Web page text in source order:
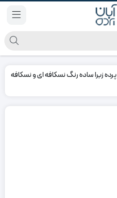
پرده زبرا ساده رنگ نسکافه ای و نسکافه